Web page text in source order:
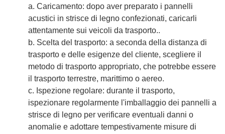
a. Caricamento: dopo aver preparato i pannelli
acustici in strisce di legno confezionati, caricarli
attentamente sui veicoli da trasporto..
b. Scelta del trasporto: a seconda della distanza di
trasporto e delle esigenze del cliente, scegliere il
metodo di trasporto appropriato, che potrebbe essere
il trasporto terrestre, marittimo o aereo.
c. Ispezione regolare: durante il trasporto,
ispezionare regolarmente l'imballaggio dei pannelli a
strisce di legno per verificare eventuali danni o
anomalie e adottare tempestivamente misure di